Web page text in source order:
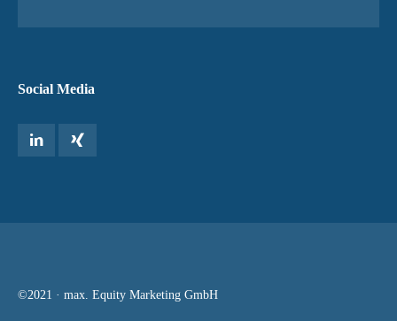
Social Media
©2021 · max. Equity Marketing GmbH